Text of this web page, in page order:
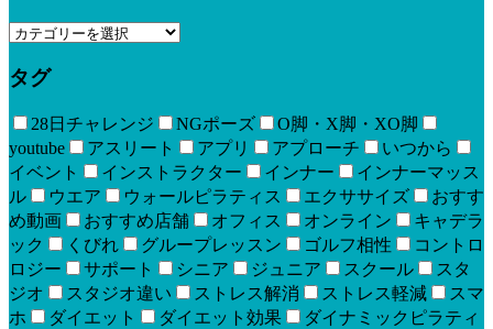
タグ
28日チャレンジ NGポーズ
O脚・X脚・XO脚
youtube
アスリート アプリ アプローチ
いつから
イベント
インストラクター インナー
インナーマッス
ル
ウエア ウォールピラティス エクササイズ
おすす
め動画
おすすめ店舗 オフィス オンライン
キャデラ
ック
くびれ グループレッスン ゴルフ相性
コントロ
ロジー
サポート シニア ジュニア スクール
スタ
ジオ
スタジオ違い ストレス解消 ストレス軽減
スマ
ホ
ダイエット ダイエット効果
ダイナミックピラティ